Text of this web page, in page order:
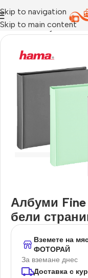
Skip to navigation
Skip to main content
Начало›Албум за
Албуми
бели
Вземете на
ФОТОРАЙ
За вземане днес
Доставка с